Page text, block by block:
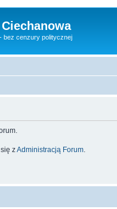
bez cenzury politycznej
zAdministracją Forum